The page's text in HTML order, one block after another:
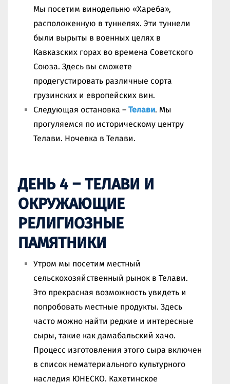
Мы посетим винодельню «Хареба»,
расположенную в туннелях. Эти туннели
были вырыты в военных целях в
Кавказских горах во времена Советского
Союза. Здесь вы сможете
продегустировать различные сорта
грузинских и европейских вин.
Следующая остановка – Телави. Мы
прогуляемся по историческому центру
Телави. Ночевка в Телави.
ДЕНЬ 4 – ТЕЛАВИ И
ОКРУЖАЮЩИЕ
РЕЛИГИОЗНЫЕ
ПАМЯТНИКИ
Утром мы посетим местный
сельскохозяйственный рынок в Телави.
Это прекрасная возможность увидеть и
попробовать местные продукты. Здесь
часто можно найти редкие и интересные
сыры, такие как дамабальский хачо.
Процесс изготовления этого сыра включен
в список нематериального культурного
наследия ЮНЕСКО. Кахетинское